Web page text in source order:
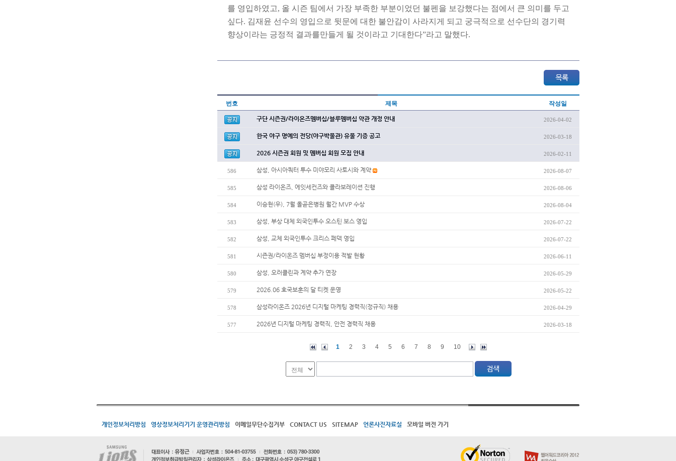
를 영입하였고, 올 시즌 팀에서 가장 부족한 부분이었던 불펜을 보강했다는 점에서 큰 의미를 두고
싶다. 김재윤 선수의 영입으로 뒷문에 대한 불안감이 사라지게 되고 궁극적으로 선수단의 경기력
향상이라는 긍정적 결과를만들게 될 것이라고 기대한다”라고 말했다.
번호 제목 작성일
구단 시즌권/라이온즈멤버십/블루멤버십 약관 개정 안내 2026-04-02
한국 야구 명예의 전당(야구박물관) 유물 기증 공고 2026-03-18
2026 시즌권 회원 및 멤버십 회원 모집 안내 2026-02-11
586 삼성, 아시아쿼터 투수 미야모리 사토시와 계약 2026-08-07
585 삼성 라이온즈, 에잇세컨즈와 콜라보레이션 진행 2026-08-06
584 이승현(우), 7월 올곧은병원 월간 MVP 수상 2026-08-04
583 삼성, 부상 대체 외국인투수 오스틴 보스 영입 2026-07-22
582 삼성, 교체 외국인투수 크리스 페덱 영입 2026-07-22
581 시즌권/라이온즈 멤버십 부정이용 적발 현황 2026-06-11
580 삼성, 오러클린과 계약 추가 연장 2026-05-29
579 2026.06 호국보훈의 달 티켓 운영 2026-05-22
578 삼성라이온즈 2026년 디지털 마케팅 경력직(정규직) 채용 2026-04-29
577 2026년 디지털 마케팅 경력직, 안전 경력직 채용 2026-03-18
1 2 3 4 5 6 7 8 9 10
개인정보처리방침 영상정보처리기기 운영관리방침 이메일무단수집거부 CONTACT US SITEMAP 언론사진자료실 모바일 버전 가기